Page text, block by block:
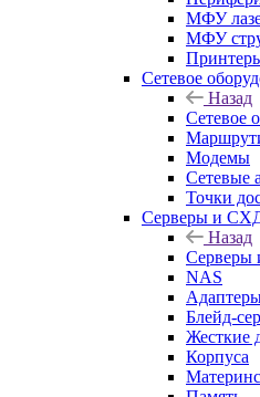
МФУ
МФУ
Сетевое
Назад
Сетевое
Модемы
Сетевые
Точки
Серверы и
Назад
NAS
Блейд-
Жесткие
Корпуса